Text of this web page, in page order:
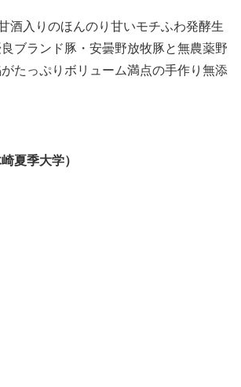
酒入りのほんのり甘いモチふわ発酵生
ブランド豚・安曇野放牧豚と無農薬野
たっぷりボリューム満点の手作り無添
夏季大学）